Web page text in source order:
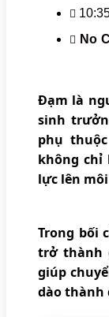
No
Đạm là
sinh
phụ
không chỉ
lực lên
Trong bối
trở thành
giúp
dào thành